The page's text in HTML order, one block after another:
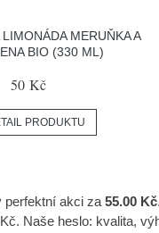
MERUŇKA A
BIO (330 ML)
50 Kč
PRODUKTU
perfektní akci za 55.00 Kč
Naše heslo: kvalita,